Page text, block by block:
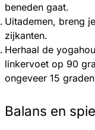
beneden gaat.
Uitademen, breng
zijkanten.
Herhaal de
linkervoet op 90
ongeveer 15
Balans en